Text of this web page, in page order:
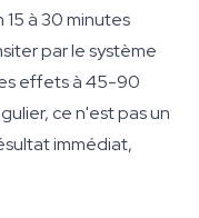
15 à 30 minutes
par le système
effets à 45-90
ce n'est pas un
immédiat,